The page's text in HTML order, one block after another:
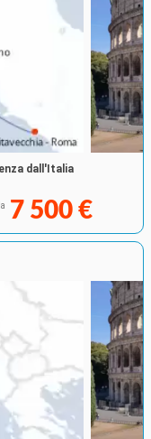
dall'Italia
7 500 €